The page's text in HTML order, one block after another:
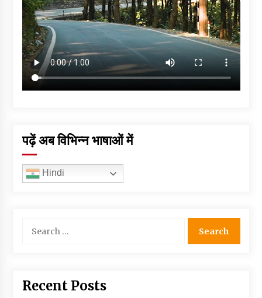
पढ़ें अब विभिन्न भाषाओं में
Hindi
for:
Recent Posts